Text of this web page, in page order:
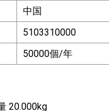
中国
5103310000
50000個/年
20.000kg